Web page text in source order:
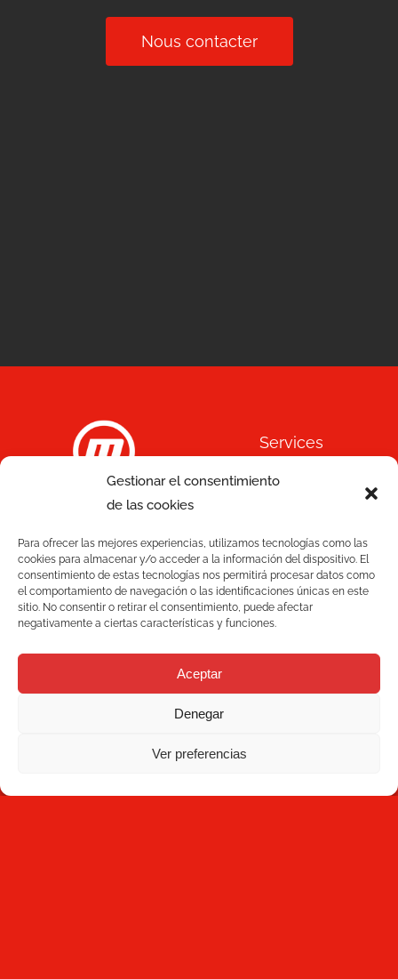
Gestionar el consentimiento
de las cookies
Para ofrecer las mejores experiencias, utilizamos tecnologías como las
cookies para almacenar y/o acceder a la información del dispositivo. El
consentimiento de estas tecnologías nos permitirá procesar datos como
el comportamiento de navegación o las identificaciones únicas en este
sitio. No consentir o retirar el consentimiento, puede afectar
negativamente a ciertas características y funciones.
Aceptar
Denegar
Ver preferencias
Nous contacter
08223 Terrassa
Barcelone Espagne
+34 93 736 35 00
mecesa@mecesa.com
Services
Qualité
Solutions
Blog
Mecesa